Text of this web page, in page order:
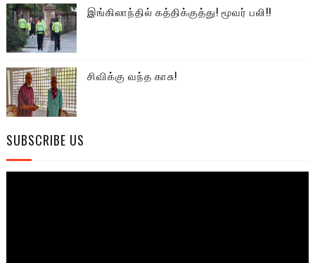
இங்கிலாந்தில் கத்திக்குத்து! மூவர் பலி!!
சிவிக்கு வந்த காசு!
SUBSCRIBE US